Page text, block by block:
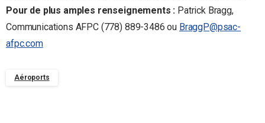
Pour de plus amples renseignements : Patrick Bragg,
Communications AFPC (778) 889-3486 ou BraggP@psac-
afpc.com
Aéroports